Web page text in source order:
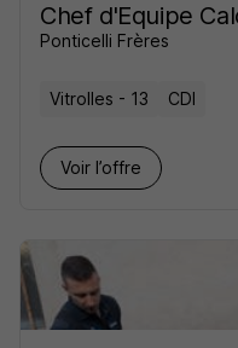
Chef d'Equipe
Ponticelli Frères
Vitrolles - 13 CDI
Voir l’offre